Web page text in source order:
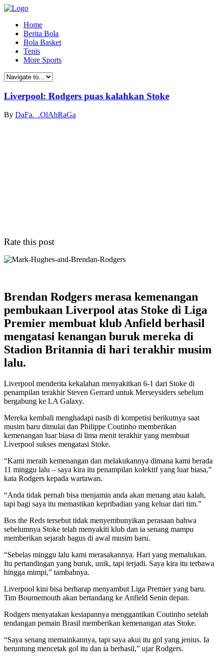
Home
Berita Bola
Bola Basket
Tenis
More Sports
Liverpool: Rodgers puas kalahkan Stoke
By DaFa._.OlAhRaGa
Rate this post
Brendan Rodgers merasa kemenangan
pembukaan Liverpool atas Stoke di Liga
Premier membuat klub Anfield berhasil
mengatasi kenangan buruk mereka di
Stadion Britannia di hari terakhir musim
lalu.
Liverpool menderita kekalahan menyakitkan 6-1 dari Stoke di
penampilan terakhir Steven Gerrard untuk Merseysiders sebelum
bergabung ke LA Galaxy.
Mereka kembali menghadapi nasib di kompetisi berikutnya saat
musim baru dimulai dan Philippe Coutinho memberikan
kemenangan luar biasa di lima menit terakhir yang membuat
Liverpool sukses mengatasi Stoke.
“Kami meraih kemenangan dan melakukannya dimana kami berada
11 minggu lalu – saya kira itu penampilan kolektif yang luar biasa,”
kata Rodgers kepada wartawan.
“Anda tidak pernah bisa menjamin anda akan menang atau kalah,
tapi bagi saya itu memastikan kepribadian yang keluar dari tim.”
Bos the Reds tersebut tidak menyembunyikan perasaan bahwa
sebelumnya Stoke telah menyakiti klub dan ia senang mampu
memberikan sejarah bagus di awal musim baru.
“Sebelas minggu lalu kami merasakannya. Hari yang memalukan.
Itu pertandingan yang buruk, unik, tapi terjadi. Saya kira itu terbawa
hingga mimpi,” tambahnya.
Liverpool kini bisa berharap menyambut Liga Premier yang baru.
Tim Bournemouth akan bertandang ke Anfield Senin depan.
Rodgers menyatakan kesiapannya menggantikan Coutinho setelah
tendangan pemain Brasil memberikan kemenangan atas Stoke.
“Saya senang memainkannya, tapi saya akui itu gol yang jenius. Ia
beruntung mencetak gol itu dan ia berhasil,” ujar Rodgers.